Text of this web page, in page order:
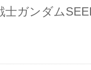
士ガンダム